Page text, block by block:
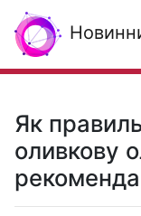
Як
оливкову